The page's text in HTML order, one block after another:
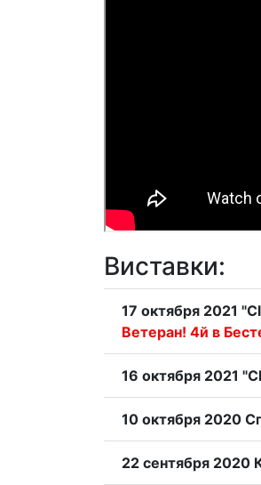
Виставки:
17 октября 2021
Ветеран! 4й в
16 октября 2021
10 октября 2020
22 сентября 2020